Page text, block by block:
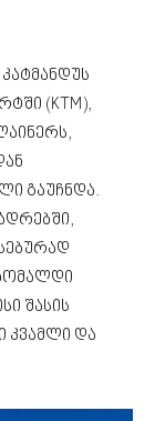
(KTM),
გაუჩნდა.
შასის
კვამლი და